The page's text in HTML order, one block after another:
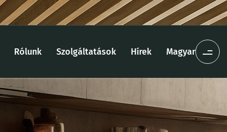
Rólunk Szolgáltatások Hírek Magyar